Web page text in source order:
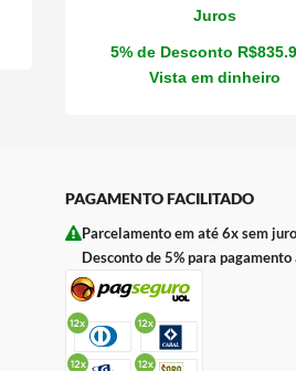
Juros
5% de Desconto R$
Vista em dinheiro
PAGAMENTO FACILITADO
Parcelamento em até 6x sem
Desconto de 5% para